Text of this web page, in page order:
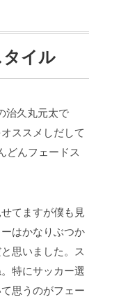
イル
治久丸元太で
ススメしだして
どんフェードス
てますが僕も見
はかなりぶつか
思いました。ス
特にサッカー選
思うのがフェー